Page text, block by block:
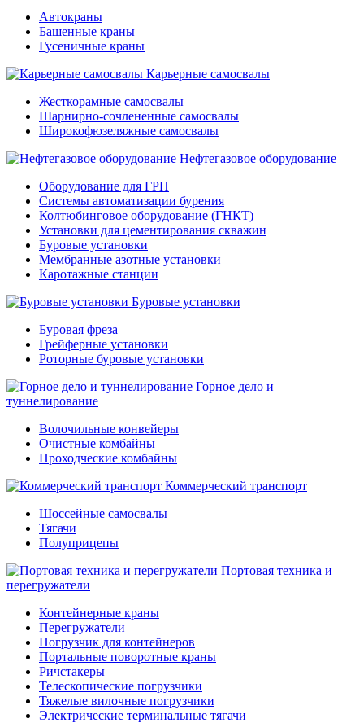
Автокраны
Башенные краны
Гусеничные краны
Карьерные самосвалы
Жесткорамные самосвалы
Шарнирно-сочлененные самосвалы
Широкофюзеляжные самосвалы
Нефтегазовое оборудование
Оборудование для ГРП
Системы автоматизации бурения
Колтюбинговое оборудование (ГНКТ)
Установки для цементирования скважин
Буровые установки
Мембранные азотные установки
Каротажные станции
Буровые установки
Буровая фреза
Грейферные установки
Роторные буровые установки
Горное дело и
туннелирование
Волочильные конвейеры
Очистные комбайны
Проходческие комбайны
Коммерческий транспорт
Шоссейные самосвалы
Тягачи
Полуприцепы
Портовая техника и
перегружатели
Контейнерные краны
Перегружатели
Погрузчик для контейнеров
Портальные поворотные краны
Ричстакеры
Телескопические погрузчики
Тяжелые вилочные погрузчики
Электрические терминальные тягачи